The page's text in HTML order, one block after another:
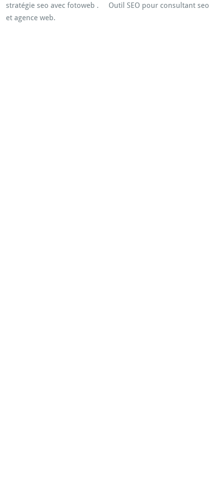
stratégie seo avec fotoweb . Outil SEO pour consultant seo
et agence web.